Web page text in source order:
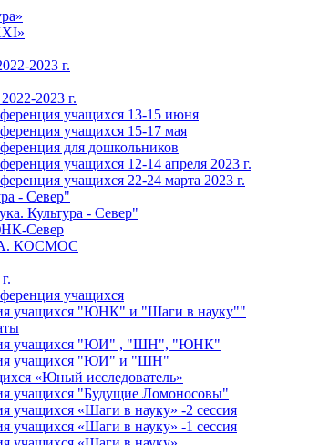
2023 г.
2023 г.
учащихся 13-15 июня
учащихся 15-17 мая
для дошкольников
учащихся 12-14 апреля 2023 г.
учащихся 22-24 марта 2023 г.
- Север"
Культура - Север"
Север
КОСМОС
учащихся
учащихся "ЮНК" и "Шаги в науку""
учащихся "ЮИ" , "ШН", "ЮНК"
учащихся "ЮИ" и "ШН"
«Юный исследователь»
учащихся "Будущие Ломоносовы"
учащихся «Шаги в науку» -2 сессия
учащихся «Шаги в науку» -1 сессия